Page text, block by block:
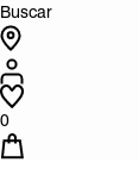
Buscar
0